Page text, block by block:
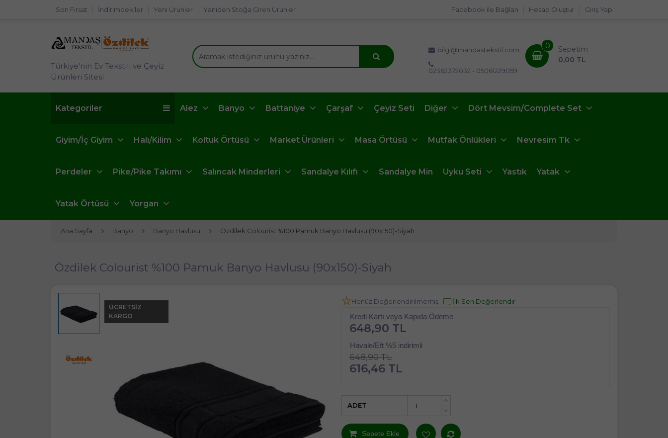
Son Fırsat İndirimdekiler Yeni Ürünler Yeniden Stoğa Giren Ürünler Giriş Yap
Hesap Oluştur
Facebook ile Bağlan
Türkiye'nin Ev Tekstili ve Çeyiz
Ürünleri Sitesi
bilgi@mandastekstil.com
02362372032 - 05061229059
0
Sepetim
0,00 TL
Kategoriler Alez Banyo Battaniye Çarşaf Çeyiz Seti Diğer Dört Mevsim/Complete Set
Giyim/İç Giyim Halı/Kilim Koltuk Örtüsü Market Ürünleri Masa Örtüsü Mutfak Önlükleri Nevresim Tk
Perdeler Pike/Pike Takımı Salıncak Minderleri Sandalye Kılıfı Sandalye Min Uyku Seti Yastık Yatak
Yatak Örtüsü Yorgan
Ana Sayfa Banyo Banyo Havlusu Özdilek Colourist %100 Pamuk Banyo Havlusu (90x150)-Siyah
Özdilek Colourist %100 Pamuk Banyo Havlusu (90x150)-Siyah
ÜCRETSIZ
KARGO
Henüz Değerlendirilmemiş İlk Sen Değerlendir
Kredi Kartı veya Kapıda Ödeme
648,90 TL
Havale/Eft %5 indirimli
648,90 TL
616,46 TL
+
ADET
Sepete Ekle